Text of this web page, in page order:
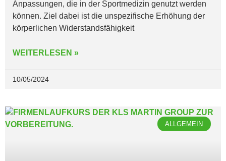
Anpassungen, die in der Sportmedizin genutzt werden
können. Ziel dabei ist die unspezifische Erhöhung der
körperlichen Widerstandsfähigkeit
WEITERLESEN »
10/05/2024
ALLGEMEIN